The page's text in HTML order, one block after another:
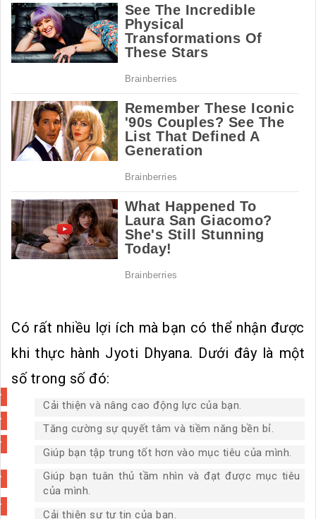
Có rất nhiều lợi ích mà bạn có thể nhận được
khi thực hành Jyoti Dhyana. Dưới đây là một
số trong số đó:
Cải thiện và nâng cao động lực của bạn.
Tăng cường sự quyết tâm và tiềm năng bền bỉ.
Giúp bạn tập trung tốt hơn vào mục tiêu của mình.
Giúp bạn tuân thủ tầm nhìn và đạt được mục tiêu
của mình.
Cải thiện sự tự tin của bạn.